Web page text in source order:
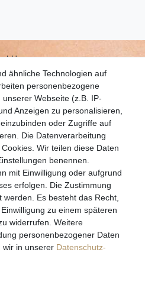
ähnliche Technologien auf
personenbezogene
Webseite (z.B. IP-
Anzeigen zu personalisieren,
oder Zugriffe auf
Die Datenverarbeitung
Wir teilen diese Daten
benennen.
mit Einwilligung oder aufgrund
erfolgen. Die Zustimmung
Es besteht das Recht,
zu einem späteren
widerrufen. Weitere
personenbezogener Daten
wir in unserer Daten­schutz­
Uhr und 13.30 bis 17.30 Uhr
Impressum
AGB